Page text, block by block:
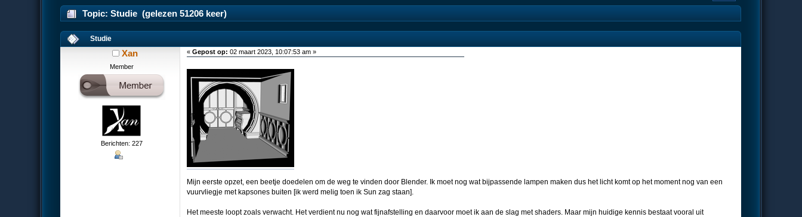
Topic: Studie (gelezen 51206 keer)
Studie
Xan
Member
Berichten: 227
«Gepost op: 02 maart 2023, 10:07:53 am »
Mijn eerste opzet, een beetje doedelen om de weg te vinden door Blender. Ik moet nog wat bijpassende lampen maken dus het licht komt op het moment nog van een
vuurvliegje met kapsones buiten [ik werd melig toen ik Sun zag staan].
Het meeste loopt zoals verwacht. Het verdient nu nog wat fijnafstelling en daarvoor moet ik aan de slag met shaders. Maar mijn huidige kennis bestaat vooral uit